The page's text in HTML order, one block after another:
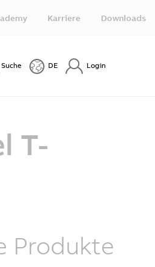
Karriere Downloads
Suche DE Login
T-
Produkte